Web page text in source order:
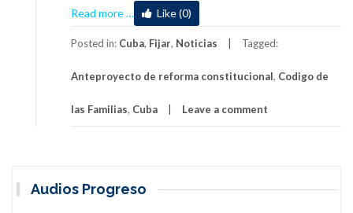
Read more
about
Tras
consultas
una
versión
de
… Like (0)
Posted in: Cuba, Fijar, Noticias Tagged:
Anteproyecto de reforma constitucional, Codigo de
las Familias, Cuba Leave a comment
Audios Progreso